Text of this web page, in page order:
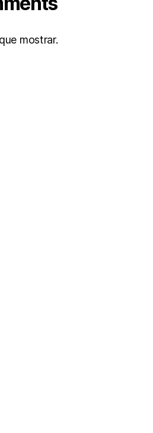
mostrar.